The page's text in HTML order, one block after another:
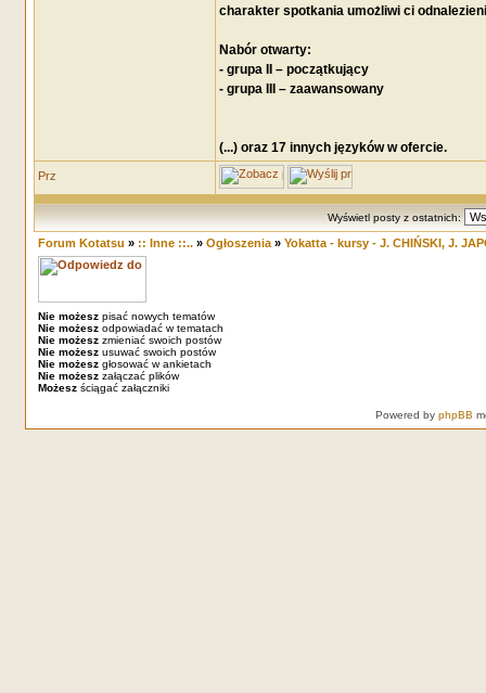
charakter spotkania umożliwi ci
Nabór otwarty:
- grupa II – początkujący
- grupa III – zaawansowany
(...) oraz 17 innych języków w ofercie.
Wyświetl posty z ostatnich:
Forum Kotatsu » :: Inne ::..» Ogłoszenia» Yokatta - kursy - J. CHIŃSKI, J.
Nie możeszpisać nowych tematów
Nie możeszodpowiadać w tematach
Nie możeszzmieniać swoich postów
Nie możeszusuwać swoich postów
Nie możeszgłosować w ankietach
Nie możeszzałączać plików
Możeszściągać załączniki
Powered by phpBB